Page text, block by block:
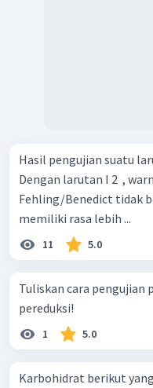
Hasil pengujian suatu
Dengan larutan I 2 ​ , warna I 2 ​ tetap
Fehling/Benedict tidak bereaksi. Hasil
memiliki rasa lebih ...
11 5.0
Tuliskan cara pengujian
pereduksi!
1 5.0
Karbohidrat berikut